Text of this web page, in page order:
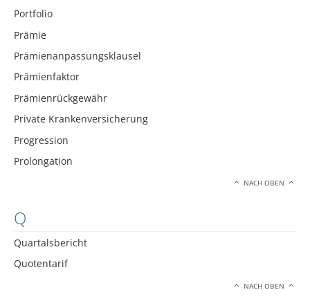
Portfolio
Prämie
Prämienanpassungsklausel
Prämienfaktor
Prämienrückgewähr
Private Krankenversicherung
Progression
Prolongation
NACH OBEN
Q
Quartalsbericht
Quotentarif
NACH OBEN